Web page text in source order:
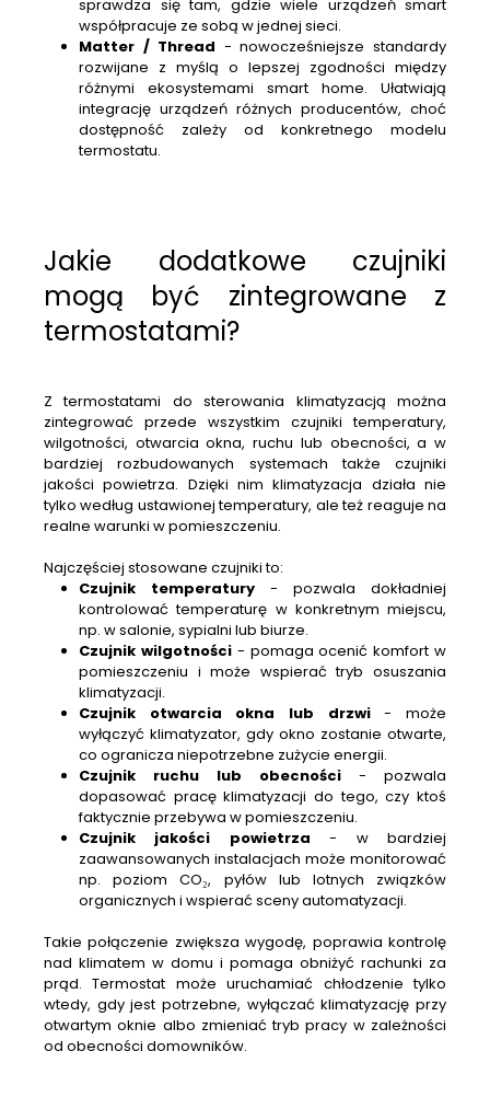
sprawdza się tam, gdzie wiele urządzeń smart
współpracuje ze sobą w jednej sieci.
Matter / Thread - nowocześniejsze standardy
rozwijane z myślą o lepszej zgodności między
różnymi ekosystemami smart home. Ułatwiają
integrację urządzeń różnych producentów, choć
dostępność zależy od konkretnego modelu
termostatu.
Jakie dodatkowe czujniki
mogą być zintegrowane z
termostatami?
Z termostatami do sterowania klimatyzacją można
zintegrować przede wszystkim czujniki temperatury,
wilgotności, otwarcia okna, ruchu lub obecności, a w
bardziej rozbudowanych systemach także czujniki
jakości powietrza. Dzięki nim klimatyzacja działa nie
tylko według ustawionej temperatury, ale też reaguje na
realne warunki w pomieszczeniu.
Najczęściej stosowane czujniki to:
Czujnik temperatury - pozwala dokładniej
kontrolować temperaturę w konkretnym miejscu,
np. w salonie, sypialni lub biurze.
Czujnik wilgotności- pomaga ocenić komfort w
pomieszczeniu i może wspierać tryb osuszania
klimatyzacji.
Czujnik otwarcia okna lub drzwi- może
wyłączyć klimatyzator, gdy okno zostanie otwarte,
co ogranicza niepotrzebne zużycie energii.
Czujnik ruchu lub obecności - pozwala
dopasować pracę klimatyzacji do tego, czy ktoś
faktycznie przebywa w pomieszczeniu.
Czujnik jakości powietrza - w bardziej
zaawansowanych instalacjach może monitorować
np. poziom CO₂, pyłów lub lotnych związków
organicznych i wspierać sceny automatyzacji.
Takie połączenie zwiększa wygodę, poprawia kontrolę
nad klimatem w domu i pomaga obniżyć rachunki za
prąd. Termostat może uruchamiać chłodzenie tylko
wtedy, gdy jest potrzebne, wyłączać klimatyzację przy
otwartym oknie albo zmieniać tryb pracy w zależności
od obecności domowników.